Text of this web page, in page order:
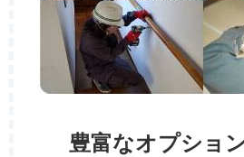
豊富なオプショ